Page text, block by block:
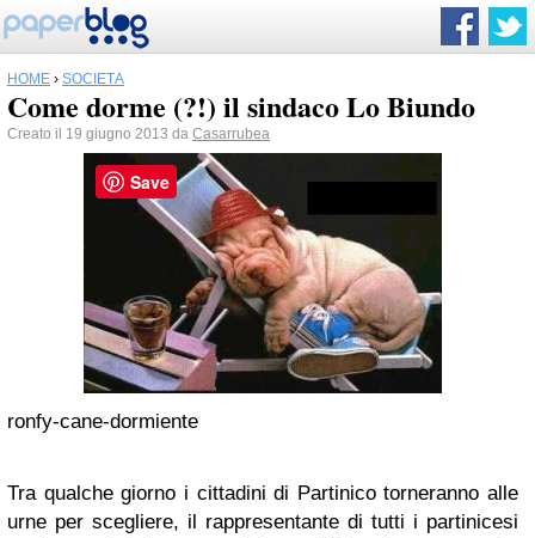
HOME › SOCIETÀ
Come dorme (?!) il sindaco Lo Biundo
Creato il 19 giugno 2013 da Casarrubea
ronfy-cane-dormiente
Tra qualche giorno i cittadini di Partinico torneranno alle
urne per scegliere, il rappresentante di tutti i partinicesi
Save